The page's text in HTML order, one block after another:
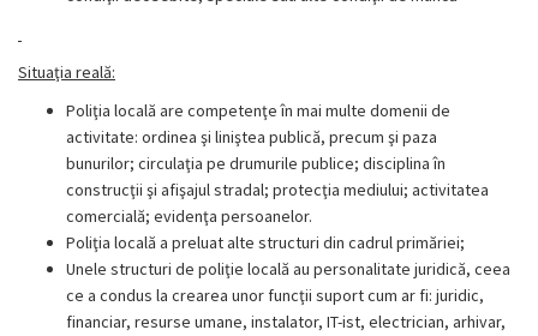
Situaţia reală:
Poliţia locală are competenţe în mai multe domenii de
activitate: ordinea şi liniştea publică, precum şi paza
bunurilor; circulaţia pe drumurile publice; disciplina în
construcţii şi afişajul stradal; protecţia mediului; activitatea
comercială; evidenţa persoanelor.
Poliţia locală a preluat alte structuri din cadrul primăriei;
Unele structuri de poliţie locală au personalitate juridică, ceea
ce a condus la crearea unor funcţii suport cum ar fi: juridic,
financiar, resurse umane, instalator, IT-ist, electrician, arhivar,